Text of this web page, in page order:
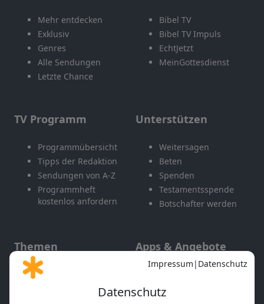
Mehr entdecken
Exklusiv
Genres
Alle Sendungen
Letzte Chance
Bibel TV
Bibel TV Impuls
EchtJetzt
MeinGottesdienst
TV Programm
Programmübersicht
Tipps der Redaktion
Sendungen von A-Z
Programmheft
kostenlos anfordern
Unterstützen
Weitersagen
Beten
Spenden
Testamentsspende
Botschafter werden
Themen
Gott und Bibel erklärt
Apps & Angebote
Mobile App